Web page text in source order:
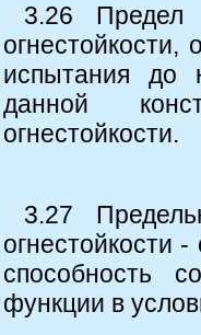
3.26 Предел
испытания до
данной
огнестойкости.
3.27
огнестойкости
способность
функции в